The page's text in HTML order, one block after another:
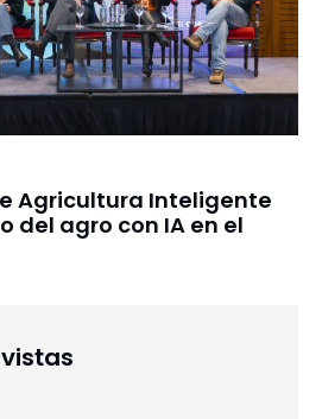
Agricultura Inteligente
del agro con IA en el